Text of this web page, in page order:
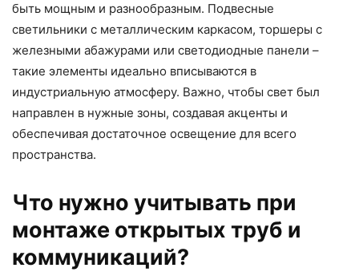
быть мощным и разнообразным. Подвесные
светильники с металлическим каркасом, торшеры с
железными абажурами или светодиодные панели –
такие элементы идеально вписываются в
индустриальную атмосферу. Важно, чтобы свет был
направлен в нужные зоны, создавая акценты и
обеспечивая достаточное освещение для всего
пространства.
Что нужно учитывать при
монтаже открытых труб и
коммуникаций?